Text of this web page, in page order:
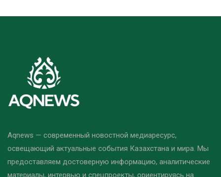
Aqnews — современный новостной медиаресурс,
освещающий актуальные события Казахстана и мира. Мы
предоставляем достоверную информацию, аналитические
материалы, интервью и спецпроекты, ориентируясь на